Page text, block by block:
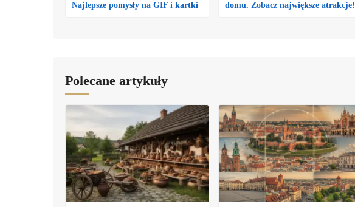
Najlepsze pomysły na GIF i kartki
domu. Zobacz największe atrakcje!
Polecane artykuły